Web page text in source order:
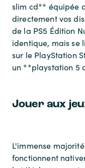
slim cd** équipée
directement vos
de la PS5 Édition
identique, mais se
sur le PlayStation
un **playstation 5
Jouer aux
L'immense
fonctionnent